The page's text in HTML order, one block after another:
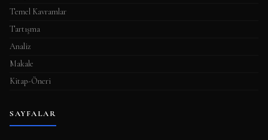
Temel Kavramlar
Tartışma
Analiz
Makale
Kitap-Öneri
SAYFALAR